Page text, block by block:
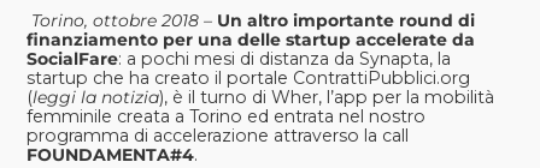
Torino, ottobre 2018 – Un altro importante round di
finanziamento per una delle startup accelerate da
SocialFare: a pochi mesi di distanza da Synapta, la
startup che ha creato il portale ContrattiPubblici.org
(leggi la notizia), è il turno di Wher, l’app per la mobilità
femminile creata a Torino ed entrata nel nostro
programma di accelerazione attraverso la call
FOUNDAMENTA#4.